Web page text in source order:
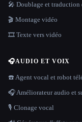
🎤 Doublage et traduction
🎬 Montage vidéo
🎞️ Texte vers vidéo
🎧AUDIO ET VOIX
☎️ Agent vocal et robot
🎧 Améliorateur audio et
🎙️ Clonage vocal